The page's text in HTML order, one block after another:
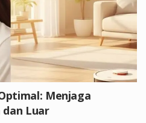
Menjaga
dan Luar